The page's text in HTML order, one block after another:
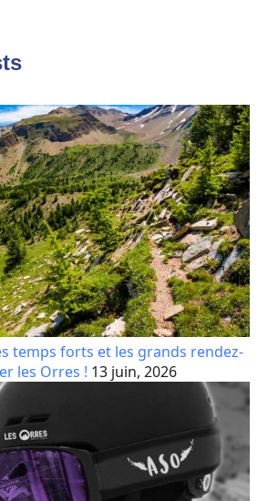
temps forts et les grands rendez-
les Orres ! 13 juin, 2026